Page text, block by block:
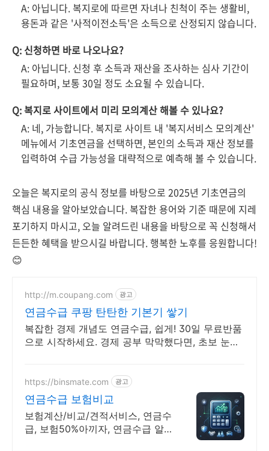
A: 아닙니다. 복지로에 따르면 자녀나 친척이 주는 생활비,
용돈과 같은 '사적이전소득'은 소득으로 산정되지 않습니다.
Q: 신청하면 바로 나오나요?
A: 아닙니다. 신청 후 소득과 재산을 조사하는 심사 기간이
필요하며, 보통 30일 정도 소요될 수 있습니다.
Q: 복지로 사이트에서 미리 모의계산 해볼 수 있나요?
A: 네, 가능합니다. 복지로 사이트 내 '복지서비스 모의계산'
메뉴에서 기초연금을 선택하면, 본인의 소득과 재산 정보를
입력하여 수급 가능성을 대략적으로 예측해 볼 수 있습니다.
오늘은 복지로의 공식 정보를 바탕으로 2025년 기초연금의
핵심 내용을 알아보았습니다. 복잡한 용어와 기준 때문에 지레
포기하지 마시고, 오늘 알려드린 내용을 바탕으로 꼭 신청해서
든든한 혜택을 받으시길 바랍니다. 행복한 노후를 응원합니다!
😊
http://m.coupang.com 광고
연금수급 쿠팡 탄탄한 기본기 쌓기
복잡한 경제 개념도 연금수급, 쉽게! 30일 무료반품
으로 시작하세요. 경제 공부 막막했다면, 초보 눈높
https://binsmate.com 광고
연금수급 보험비교
보험계산/비교/견적서비스, 연금수
급, 보험50%아끼자, 연금수급 알